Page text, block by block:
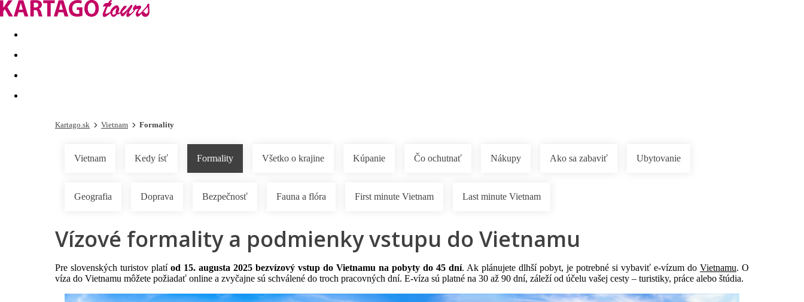
Last minute Dovolenkové kluby
Kartago.sk Vietnam Formality
Vietnam Kedy ísť Formality Všetko o krajine Kúpanie Čo ochutnať Nákupy Ako sa zabaviť Ubytovanie
Geografia Doprava Bezpečnosť Fauna a flóra First minute Vietnam Last minute Vietnam
Vízové formality a podmienky vstupu do Vietnamu
Pre slovenských turistov platí od 15. augusta 2025 bezvízový vstup do Vietnamu na pobyty do 45 dní. Ak plánujete dlhší pobyt, je potrebné si vybaviť e-vízum do Vietnamu. O
víza do Vietnamu môžete požiadať online a zvyčajne sú schválené do troch pracovných dní. E-víza sú platné na 30 až 90 dní, záleží od účelu vašej cesty – turistiky, práce alebo štúdia.